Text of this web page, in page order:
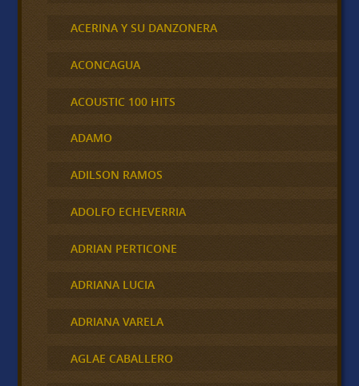
ACERINA Y SU DANZONERA
ACONCAGUA
ACOUSTIC 100 HITS
ADAMO
ADILSON RAMOS
ADOLFO ECHEVERRIA
ADRIAN PERTICONE
ADRIANA LUCIA
ADRIANA VARELA
AGLAE CABALLERO